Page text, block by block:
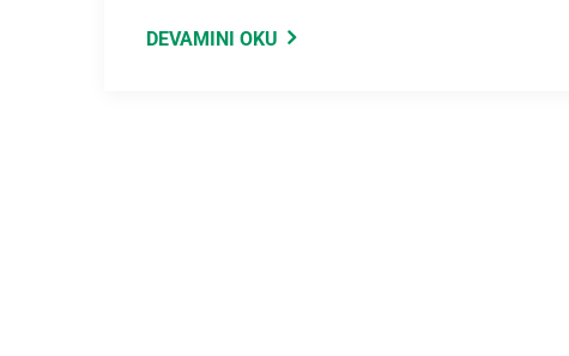
DEVAMINI OKU